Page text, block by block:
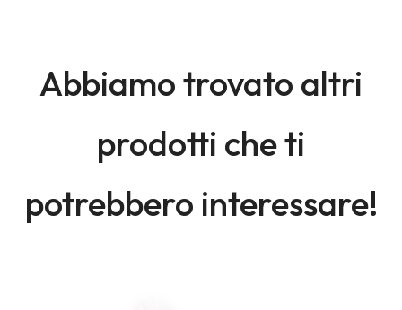
Abbiamo trovato altri
prodotti che ti
potrebbero interessare!